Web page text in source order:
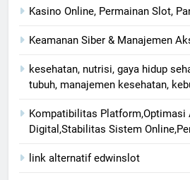
Kasino Online, Permainan Slot,
Keamanan Siber & Manajemen
kesehatan, nutrisi, gaya hidup
tubuh, manajemen kesehatan,
Kompatibilitas Platform,Optimasi
Digital,Stabilitas Sistem
link alternatif edwinslot